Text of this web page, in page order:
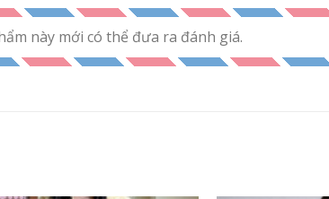
này mới có thể đưa ra đánh giá.